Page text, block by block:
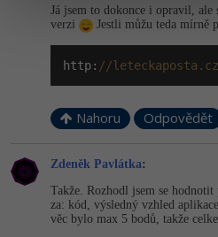
Já jsem to dokonce i opravil, ale
verzi
Jestli můžu teda mírně
http: //leteckaposta.cz/
Nahoru Odpovědět
Zdeněk Pavlátka:
Takže. Rozhodl jsem se
za: kód, výsledný vzhled
věc bylo max 5 bodů, takže